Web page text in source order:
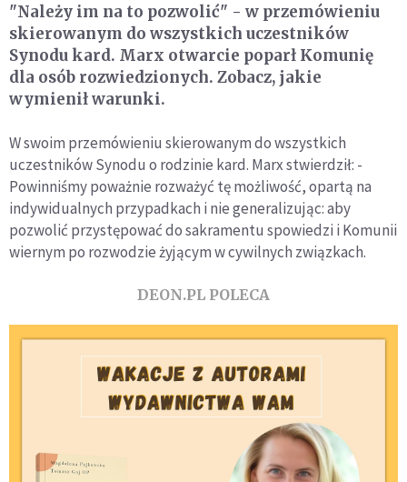
"Należy im na to pozwolić" - w przemówieniu
skierowanym do wszystkich uczestników
Synodu kard. Marx otwarcie poparł Komunię
dla osób rozwiedzionych. Zobacz, jakie
wymienił warunki.
W swoim przemówieniu skierowanym do wszystkich
uczestników Synodu o rodzinie kard. Marx stwierdził: -
Powinniśmy poważnie rozważyć tę możliwość, opartą na
indywidualnych przypadkach i nie generalizując: aby
pozwolić przystępować do sakramentu spowiedzi i Komunii
wiernym po rozwodzie żyjącym w cywilnych związkach.
DEON.PL POLECA